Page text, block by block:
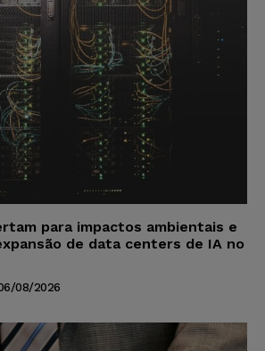
para impactos ambientais e
de data centers de IA no
08/2026